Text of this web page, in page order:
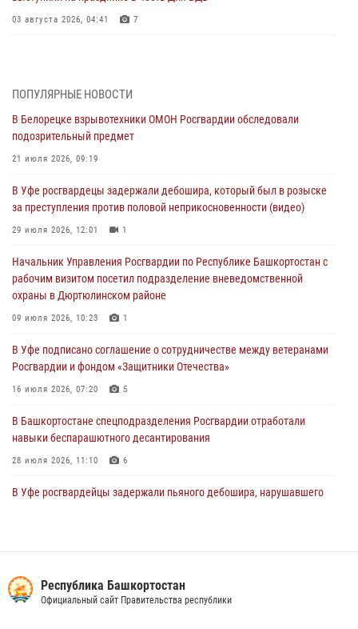
03 августа 2026, 04:41 7
03 августа 2026, 04:30 8
В Башкирии росгвардейцы провели волейбольный турнир на
открытом воздухе
03 августа 2026, 04:29
В Уфе росгвардейцы по горячим следам задержали
подозреваемого в открытом хищении из аптеки (видео)
03 августа 2026, 04:15
Начальник отделения учёта и комплектования Росгвардии
Башкортостана ответил на вопросы граждан
30 июля 2026, 12:54
за преступления против половой неприкосновенности (видео)
29 июля 2026, 12:01
ПОПУЛЯРНЫЕ НОВОСТИ
В Белорецке взрывотехники ОМОН Росгвардии обследовали
подозрительный предмет
21 июля 2026, 09:19
В Уфе росгвардецы задержали дебошира, который был в розыске
за преступления против половой неприкосновенности (видео)
29 июля 2026, 12:01 1
Начальник Управления Росгвардии по Республике Башкортостан с
рабочим визитом посетил подразделение вневедомственной
охраны в Дюртюлинском районе
09 июля 2026, 10:23 1
В Уфе подписано соглашение о сотрудничестве между ветеранами
Росгвардии и фондом «Защитники Отечества»
16 июля 2026, 07:20 5
В Башкортостане спецподразделения Росгвардии отработали
навыки беспарашютного десантирования
28 июля 2026, 11:10 6
В Уфе росгвардейцы задержали пьяного дебошира, нарушавшего
встреча с помощником командующего Приволжским округом по
работе с верующими
Республика Башкортостан
Официальный сайт Правительства республики